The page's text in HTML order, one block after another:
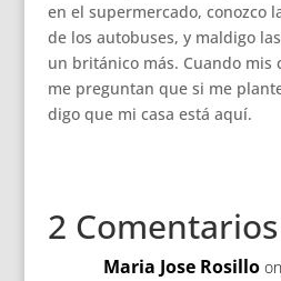
en el supermercado, conozco
de los autobuses, y maldigo
un británico más. Cuando mis
me preguntan que si me
digo que mi casa está aquí.
2 Comentarios
Maria Jose Rosillo